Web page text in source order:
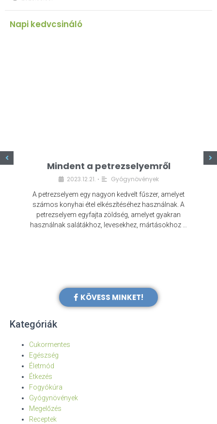
Napi kedvcsináló
Mindent a petrezselyemről
2023.12.21. • Gyógynövények
A petrezselyem egy nagyon kedvelt fűszer, amelyet
számos konyhai étel elkészítéséhez használnak. A
petrezselyem egyfajta zöldség, amelyet gyakran
használnak salátákhoz, levesekhez, mártásokhoz …
KÖVESS MINKET!
Kategóriák
Cukormentes
Egészség
Életmód
Étkezés
Fogyókúra
Gyógynövények
Megelőzés
Receptek